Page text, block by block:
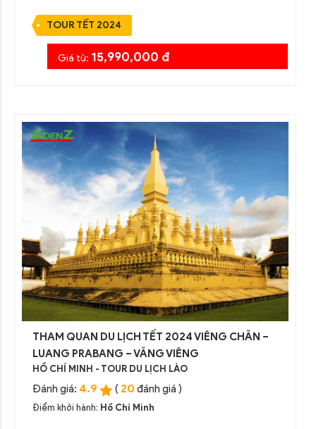
TOUR TẾT 2024
Giá từ: 15,990,000 đ
THAM QUAN DU LỊCH TẾT 2024 VIÊNG CHĂN –
LUANG PRABANG – VĂNG VIÊNG
HỒ CHÍ MINH - TOUR DU LỊCH LÀO
Đánh giá: 4.9 ( 20 đánh giá )
Điểm khởi hành: Hồ Chí Minh